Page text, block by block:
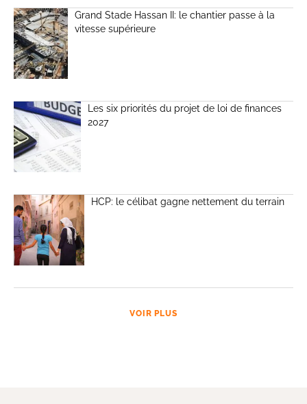
Grand Stade Hassan II: le chantier passe à la
vitesse supérieure
Les six priorités du projet de loi de finances
2027
HCP: le célibat gagne nettement du terrain
VOIR PLUS